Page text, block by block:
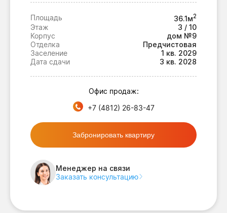
Площадь 36.1м2
Этаж
3 / 10
Корпус
дом №9
Отделка
Предчистовая
Заселение
1 кв. 2029
Дата сдачи
3 кв. 2028
Офис продаж:
+7 (4812) 26-83-47
Забронировать квартиру
Менеджер на связи
Заказать консультацию